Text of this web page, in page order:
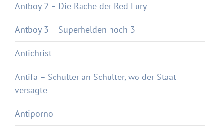
Antboy 2 – Die Rache der Red Fury
Antboy 3 – Superhelden hoch 3
Antichrist
Antifa – Schulter an Schulter, wo der Staat
versagte
Antiporno